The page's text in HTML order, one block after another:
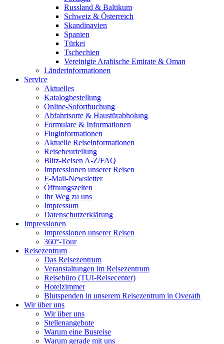
Russland & Baltikum
Schweiz & Österreich
Skandinavien
Spanien
Türkei
Tschechien
Vereinigte Arabische Emirate & Oman
Länderinformationen
Service
Aktuelles
Katalogbestellung
Online-Sofortbuchung
Abfahrtsorte & Haustürabholung
Formulare & Informationen
Fluginformationen
Aktuelle Reiseinformationen
Reisebeurteilung
Blitz-Reisen A-Z/FAQ
Impressionen unserer Reisen
E-Mail-Newsletter
Öffnungszeiten
Ihr Weg zu uns
Impressum
Datenschutzerklärung
Impressionen
Impressionen unserer Reisen
360°-Tour
Reisezentrum
Das Reisezentrum
Veranstaltungen im Reisezentrum
Reisebüro (TUI-Reisecenter)
Hotelzimmer
Blutspenden in unserem Reisezentrum in Overath
Wir über uns
Wir über uns
Stellenangebote
Warum eine Busreise
Warum gerade mit uns